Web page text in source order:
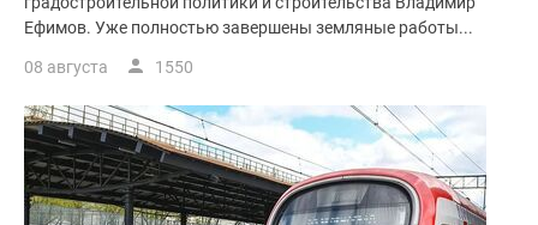
Ефимов. Уже полностью завершены земляные работы...
08 августа 1550